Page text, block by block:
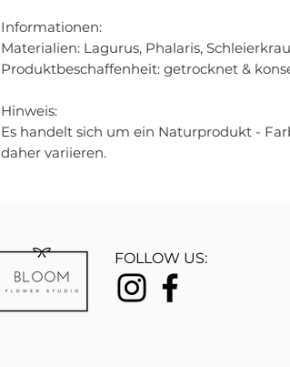
Informationen:
Materialien: Lagurus, Phalaris,
Produktbeschaffenheit: getrocknet &
Hinweis:
Es handelt sich um ein Naturprodukt -
daher variieren.
FOLLOW US: